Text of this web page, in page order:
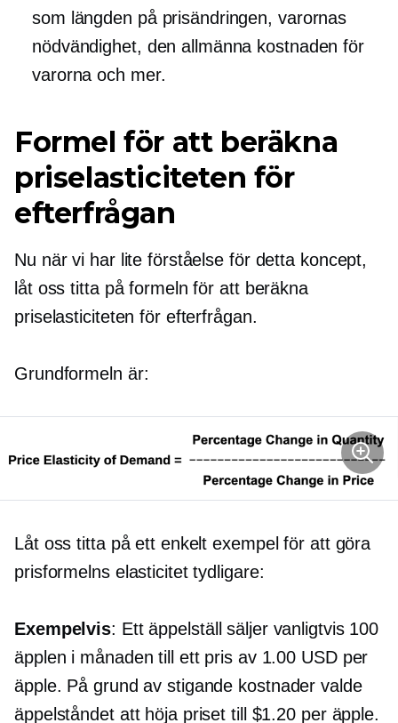
som längden på prisändringen, varornas
nödvändighet, den allmänna kostnaden för
varorna och mer.
Formel för att beräkna
priselasticiteten för
efterfrågan
Nu när vi har lite förståelse för detta koncept,
låt oss titta på formeln för att beräkna
priselasticiteten för efterfrågan.
Grundformeln är:
Låt oss titta på ett enkelt exempel för att göra
prisformelns elasticitet tydligare:
Exempelvis: Ett äppelställ säljer vanligtvis 100
äpplen i månaden till ett pris av 1.00 USD per
äpple. På grund av stigande kostnader valde
äppelståndet att höja priset till $1.20 per äpple.